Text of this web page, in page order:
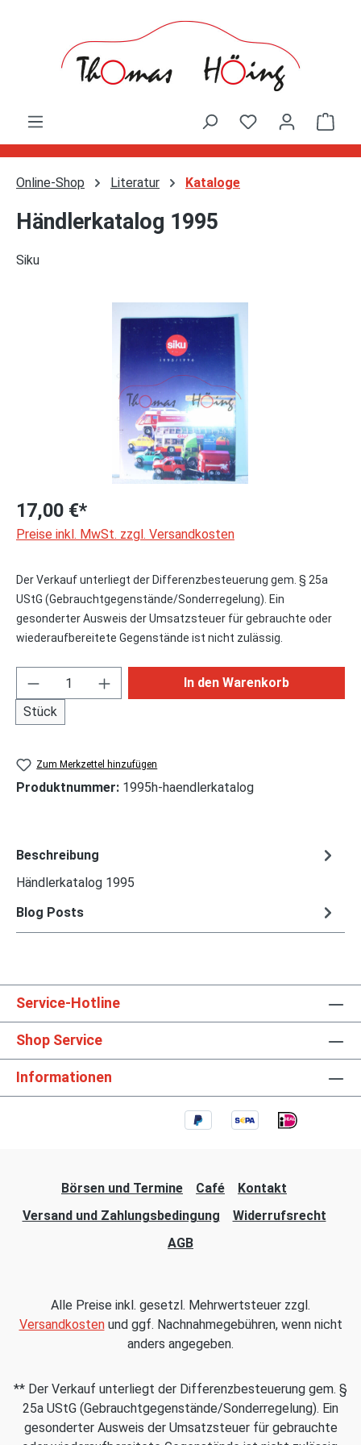
Online-Shop Literatur Kataloge
Händlerkatalog 1995
Siku
17,00 €*
Preise inkl. MwSt. zzgl. Versandkosten
Der Verkauf unterliegt der Differenzbesteuerung gem. § 25a
UStG (Gebrauchtgegenstände/Sonderregelung). Ein
gesonderter Ausweis der Umsatzsteuer für gebrauchte oder
wiederaufbereitete Gegenstände ist nicht zulässig.
Produkt Anzahl: Gib den gewünschten
Stück
In den Warenkorb
Zum Merkzettel hinzufügen
Produktnummer: 1995h-haendlerkatalog
Beschreibung
Händlerkatalog 1995
Blog Posts
Service-Hotline
Shop Service
Informationen
Börsen und Termine Café
Kontakt
Versand und Zahlungsbedingung
Widerrufsrecht
AGB
Alle Preise inkl. gesetzl. Mehrwertsteuer zzgl.
Versandkostenund ggf. Nachnahmegebühren, wenn nicht
anders angegeben.
** Der Verkauf unterliegt der Differenzbesteuerung gem. §
25a UStG (Gebrauchtgegenstände/Sonderregelung). Ein
gesonderter Ausweis der Umsatzsteuer für gebrauchte